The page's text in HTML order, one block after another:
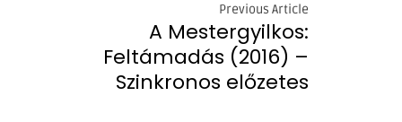
Previous Article
A Mestergyilkos:
Feltámadás (2016) –
Szinkronos előzetes